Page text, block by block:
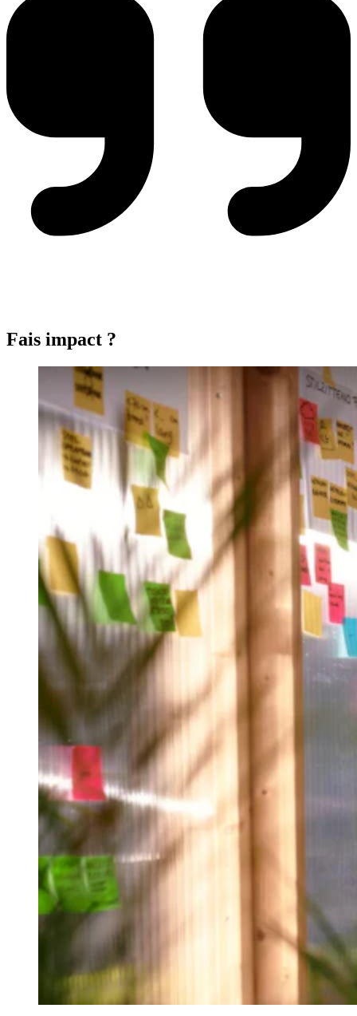
Fais impact ?